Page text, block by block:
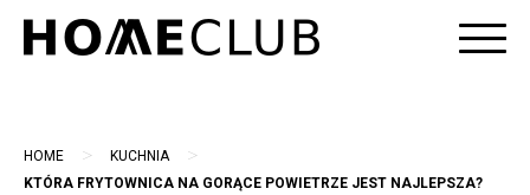
Skip
HOME > KUCHNIA >
KTÓRA FRYTOWNICA NA GORĄCE POWIETRZE JEST NAJLEPSZA?